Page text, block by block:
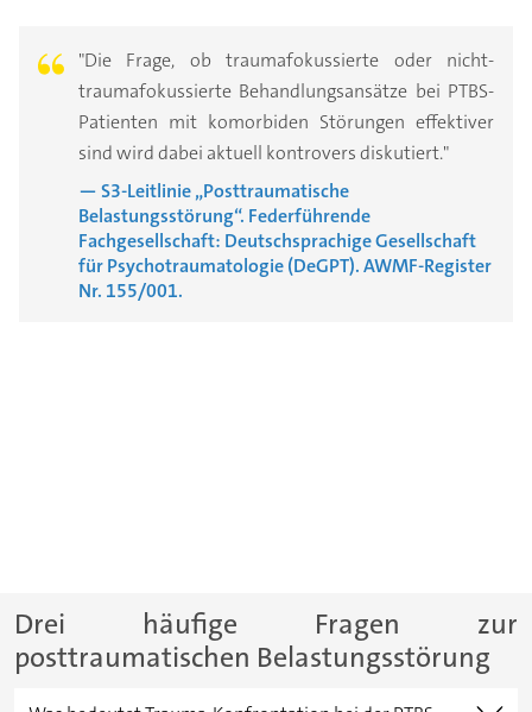
"Die Frage, ob traumafokussierte oder nicht-
traumafokussierte Behandlungsansätze bei PTBS-
Patienten mit komorbiden Störungen effektiver
sind wird dabei aktuell kontrovers diskutiert."
— S3-Leitlinie „Posttraumatische
Belastungsstörung“. Federführende
Fachgesellschaft: Deutschsprachige Gesellschaft
für Psychotraumatologie (DeGPT). AWMF-Register
Nr. 155/001.
Drei häufige Fragen zur
posttraumatischen Belastungsstörung